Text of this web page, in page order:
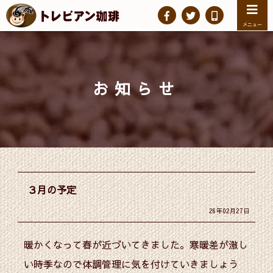
メニュー
お知らせ
３月の予定
26年02月27日
暖かくなって春が近づいてきました。寒暖差が激し
い時季なので体調管理に気を付けていきましょう